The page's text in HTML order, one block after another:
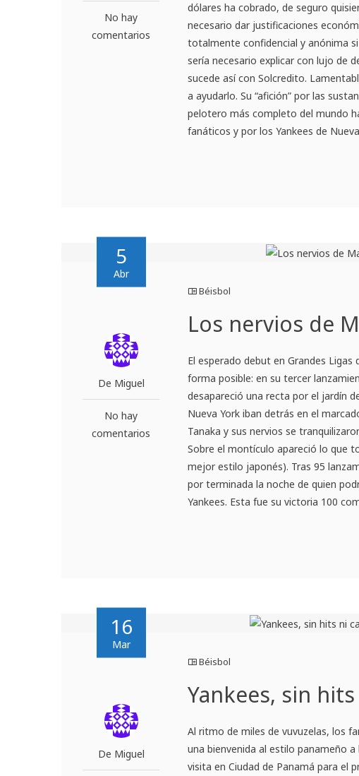
No hay
comentarios
dólares ha cobrado, de seguro
necesario dar justificaciones
totalmente confidencial y anónima
sería necesario explicar con lujo de
sucede así con Solcredito.
a ayudarlo. Su “afición” por las
pelotero más completo del mundo
fanáticos y por los Yankees de
5
Abr
De Miguel
No hay
comentarios
Béisbol
Los nervios de
El esperado debut en Grandes
forma posible: en su tercer
desapareció una recta por el jardín
Nueva York iban detrás en el
Tanaka y sus nervios se
Sobre el montículo apareció lo que
mejor estilo japonés). Tras 95
por terminada la noche de quien
Yankees. Esta fue su victoria 100
16
Mar
De Miguel
Béisbol
Yankees, sin
Al ritmo de miles de vuvuzelas, los
una bienvenida al estilo panameño
visita en Ciudad de Panamá para el